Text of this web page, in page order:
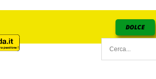
DOLCE